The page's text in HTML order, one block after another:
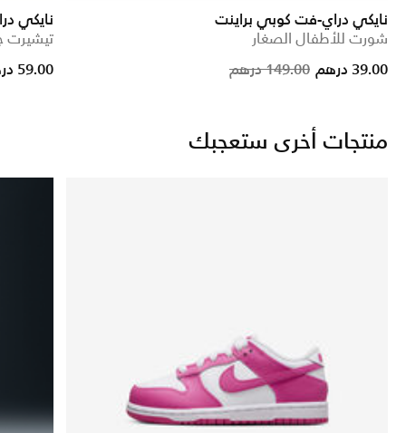
نايكي دراي-فت كوبي براينت
شورت للأطفال الصغار
Price 149.00 درهم to
39.00 درهم
نايكي
تيشيرت
reduced from
to
59.00 درهم
منتجات أخرى ستعجبك